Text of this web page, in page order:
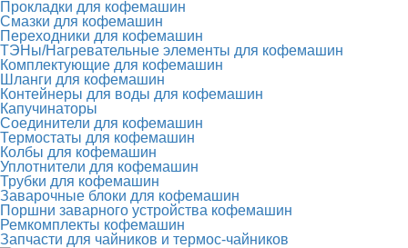
Прокладки для кофемашин
Смазки для кофемашин
Переходники для кофемашин
ТЭНы/Нагревательные элементы для кофемашин
Комплектующие для кофемашин
Шланги для кофемашин
Контейнеры для воды для кофемашин
Капучинаторы
Соединители для кофемашин
Термостаты для кофемашин
Колбы для кофемашин
Уплотнители для кофемашин
Трубки для кофемашин
Заварочные блоки для кофемашин
Поршни заварного устройства кофемашин
Ремкомплекты кофемашин
Запчасти для чайников и термос-чайников